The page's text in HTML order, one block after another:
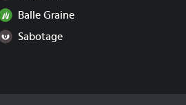
Plante
Balle Graine
Ténèbres
Sabotage